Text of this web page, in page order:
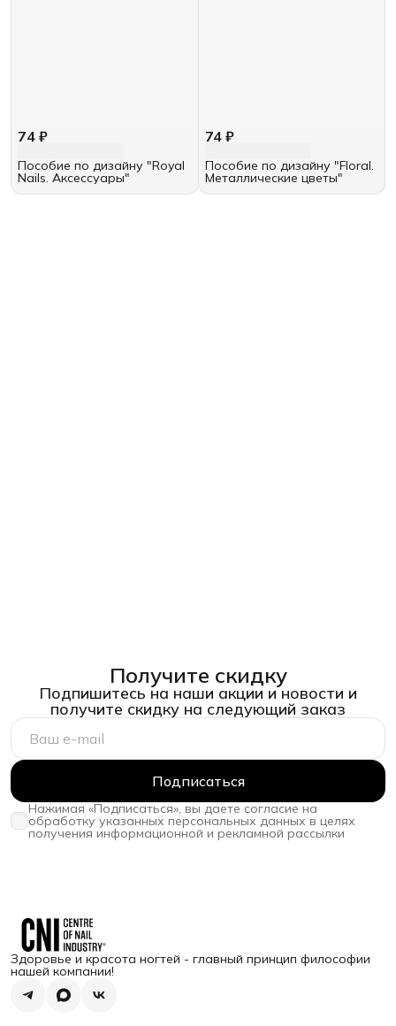
74 ₽
Пособие по дизайну "Royal
Nails. Аксессуары"
74 ₽
Пособие по дизайну "Floral.
Металлические цветы"
Получите скидку
Подпишитесь на наши акции и новости и
получите скидку на следующий заказ
Подписаться
Нажимая «Подписаться», вы даете согласие на
обработку указанных персональных данных в целях
получения информационной и рекламной рассылки
Здоровье и красота ногтей - главный принцип философии
нашей компании!